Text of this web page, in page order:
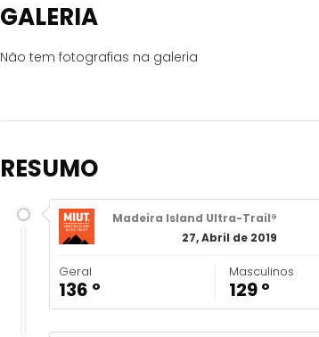
GALERIA
Não tem fotografias na galeria
RESUMO
Madeira Island Ultra-Trail®
27, Abril de 2019
Geral
136 º
Masculinos
129 º